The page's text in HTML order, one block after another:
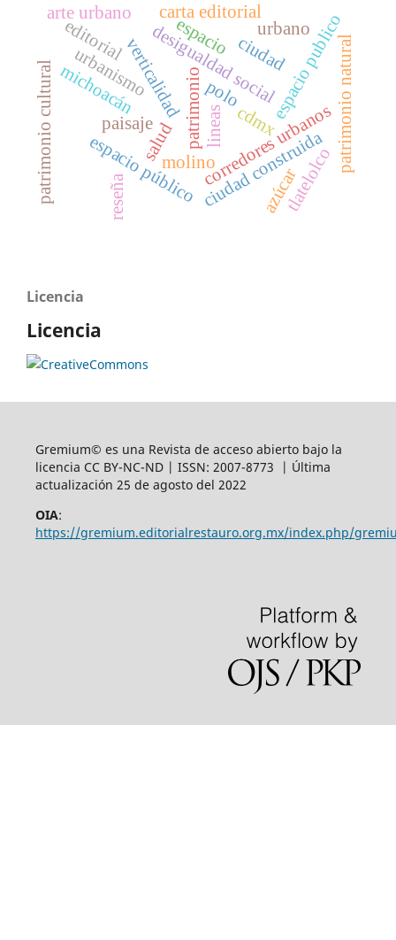
verticalidad
lineas
ciudad
urbanismo
cdmx
corredores urbanos
editorial espacio publico
patrimonio
ciudad construida
espacio público tlatelolco
salud
paisaje
desigualdad social
reseña
molino
azúcar
michoacán
patrimonio cultural patrimonio natural
urbano
carta editorial
polo
espacio
arte urbano
Licencia
Licencia
Gremium© es una Revista de acceso abierto bajo la
licencia CC BY-NC-ND | ISSN: 2007-8773 | Última
actualización 25 de agosto del 2022
OIA:
https://gremium.editorialrestauro.org.mx/index.php/